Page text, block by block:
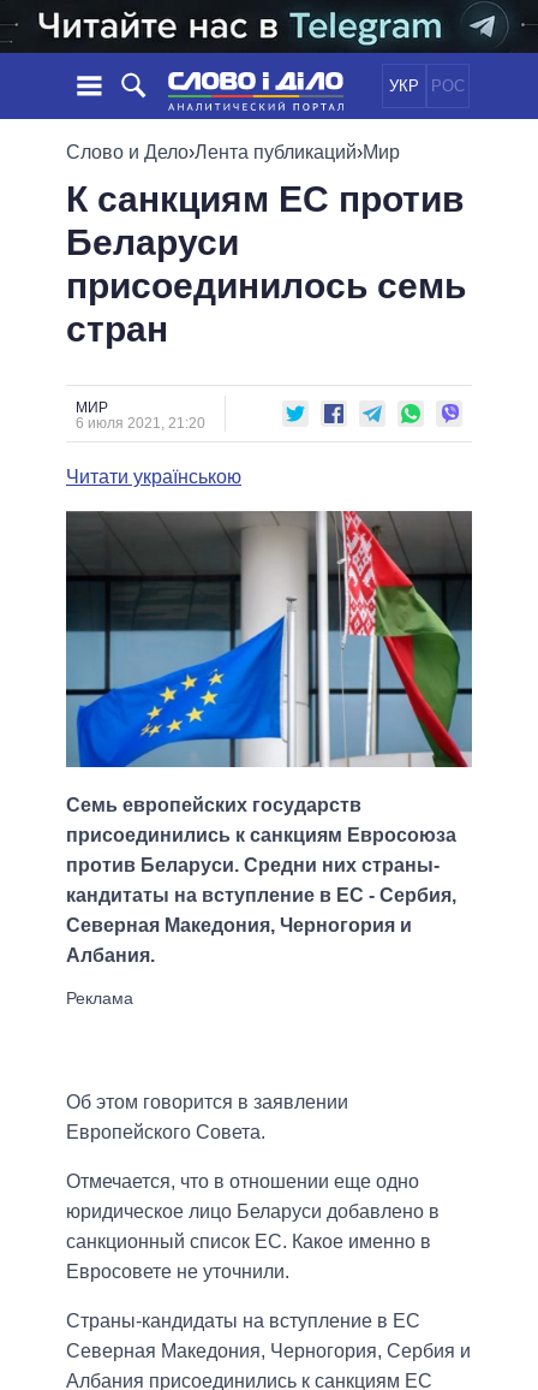
УКР РОС
НОВОСТИ
ЛЕНТА
СОБЫТИЯ
СТАТЬИ
МНЕНИЯ
ОБЗОРЫ
ДАЙДЖЕСТЫ
ПОЛИТИКА
ОБЩЕСТВО
ОБЕЩАНИЯ
ПОЛИТИКИ
ВСЕ ПОЛИТИКИ
ПРЕЗИДЕНТ И ОФИС
ВЕРХОВНАЯ РАДА
КАБИНЕТ МИНИСТРОВ
МЭРЫ
ВСЕ ПЕРСОНЫ
ИНФОГРАФИКА
ПОДДЕРЖАТЬ
СРАВНЕНИЕ ПОЛИТИКОВ
Слово и Дело›Лента публикаций›Мир
К санкциям ЕС против
Беларуси
присоединилось семь
стран
МИР
6 июля 2021, 21:20
Читати українською
Семь европейских государств
присоединились к санкциям Евросоюза
против Беларуси. Средни них страны-
кандитаты на вступление в ЕС - Сербия,
Северная Македония, Черногория и
Албания.
Об этом говорится в заявлении
Европейского Совета.
Отмечается, что в отношении еще одно
юридическое лицо Беларуси добавлено в
санкционный список ЕС. Какое именно в
Евросовете не уточнили.
Страны-кандидаты на вступление в ЕС
Северная Македония, Черногория, Сербия и
Албания присоединились к санкциям ЕС